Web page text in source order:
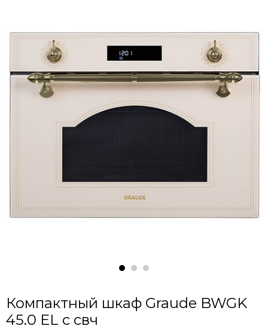
Компактный шкаф Graude BWGK
45.0 EL с свч